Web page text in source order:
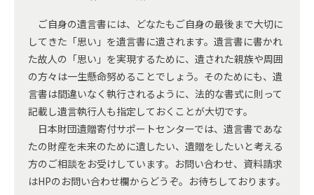
ご自身の遺言書には、どなたもご自身の最後まで大切に
してきた「思い」を遺言書に遺されます。遺言書に書かれ
た故人の「思い」を実現するために、遺された親族や周囲
の方々は一生懸命努めることでしょう。そのためにも、遺
言書は間違いなく執行されるように、法的な書式に則って
記載し遺言執行人も指定しておくことが大切です。
日本財団遺贈寄付サポートセンターでは、遺言書であな
たの財産を未来のために遺したい、遺贈をしたいと考える
方のご相談をお受けしています。お問い合わせ、資料請求
はHPのお問い合わせ欄からどうぞ。お待ちしております。